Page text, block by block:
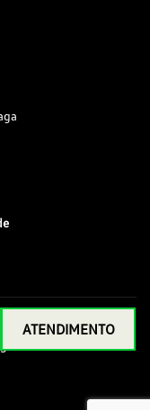
DE AUTOMOVEIS
ATENDIMENTO